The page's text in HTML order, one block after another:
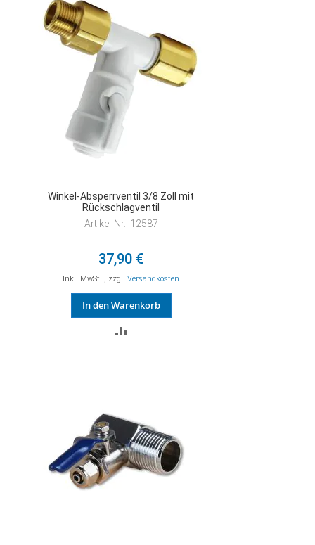
Winkel-Absperrventil 3/8 Zoll mit
Rückschlagventil
Artikel-Nr.: 12587
37,90 €
Inkl. MwSt. , zzgl.Versandkosten
In den Warenkorb